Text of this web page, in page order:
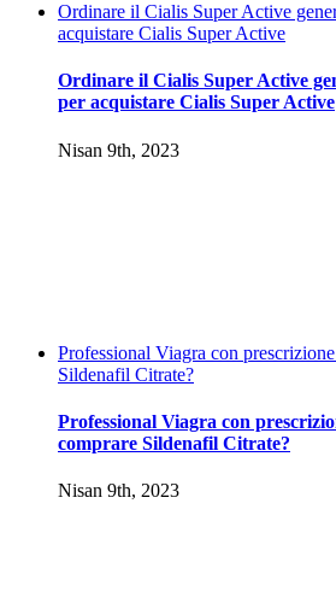
Ordinare il Cialis Super Active
acquistare Cialis Super Active
Ordinare il Cialis Super Active
per acquistare Cialis Super Active
Nisan 9th, 2023
Professional Viagra con
Sildenafil Citrate?
Professional Viagra con
comprare Sildenafil Citrate?
Nisan 9th, 2023